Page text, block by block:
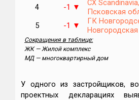
4
-1 ▼
СХ Scandinavia,
Псковская
5
-1 ▼
ГК
Сокращения в таблице:
ЖК — Жилой комплекс
МД — многоквартирный дом
У одного из застройщиков,
проектных декларациях